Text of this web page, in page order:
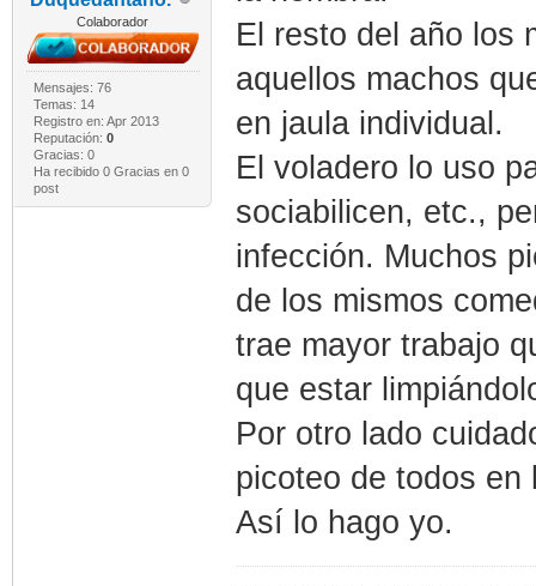
Colaborador
Mensajes: 76
Temas: 14
Registro en: Apr 2013
Reputación: 0
Gracias: 0
Ha recibido 0 Gracias en 0
post
El resto del año los
aquellos machos
en jaula individual.
El voladero lo uso
sociabilicen, etc.,
infección. Muchos
de los mismos
trae mayor trabajo
que estar
Por otro lado
picoteo de todos en
Así lo hago yo.